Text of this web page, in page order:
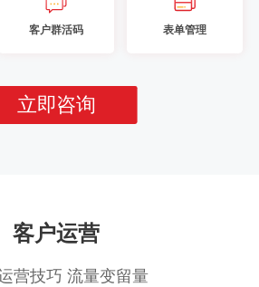
客户群活码 表单管理
立即咨询
客户运营
营技巧 流量变留量